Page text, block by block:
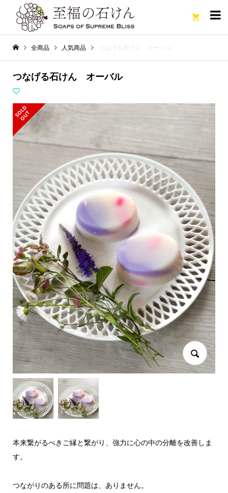

全商品 人気商品 つなげる石けん オーバル
つなげる石けん オーバル
S
O
L
D
O
U
T
本来繋がるべきご縁と繋がり、強力に心の中の分離を改善しま
す。
つながりのある所に問題は、ありません。